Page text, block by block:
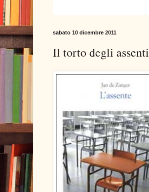
sabato 10 dicembre 2011
Il torto degli assenti